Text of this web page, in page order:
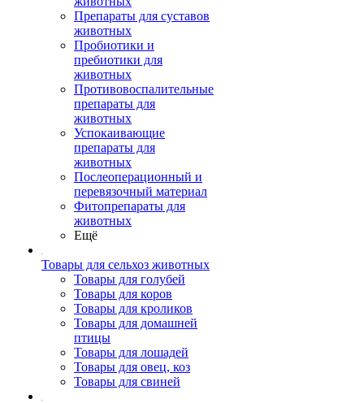
Препараты для суставов
животных
Пробиотики и
пребиотики для
животных
Противовоспалительные
препараты для
животных
Успокаивающие
препараты для
животных
Послеоперационный и
перевязочный материал
Фитопрепараты для
животных
Ещё
Товары для сельхоз животных
Товары для голубей
Товары для коров
Товары для кроликов
Товары для домашней
птицы
Товары для лошадей
Товары для овец, коз
Товары для свиней